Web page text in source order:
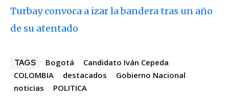
Turbay convoca a izar la bandera tras un año
de su atentado
TAGS Bogotá
Candidato Iván Cepeda
COLOMBIA
destacados
Gobierno Nacional
noticias
POLITICA